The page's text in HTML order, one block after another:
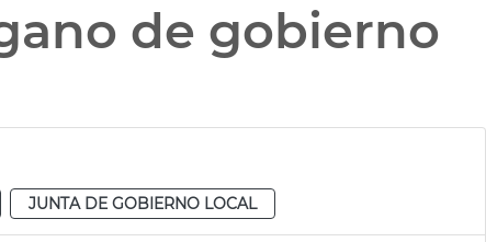
de gobierno
JUNTA DE GOBIERNO LOCAL